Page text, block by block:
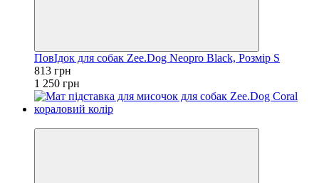
ПовІдок для собак Zee.Dog Neopro Black, Розмір S
813 грн
1 250 грн